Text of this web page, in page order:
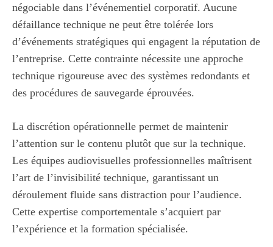
négociable dans l’événementiel corporatif. Aucune
défaillance technique ne peut être tolérée lors
d’événements stratégiques qui engagent la réputation de
l’entreprise. Cette contrainte nécessite une approche
technique rigoureuse avec des systèmes redondants et
des procédures de sauvegarde éprouvées.
La discrétion opérationnelle permet de maintenir
l’attention sur le contenu plutôt que sur la technique.
Les équipes audiovisuelles professionnelles maîtrisent
l’art de l’invisibilité technique, garantissant un
déroulement fluide sans distraction pour l’audience.
Cette expertise comportementale s’acquiert par
l’expérience et la formation spécialisée.